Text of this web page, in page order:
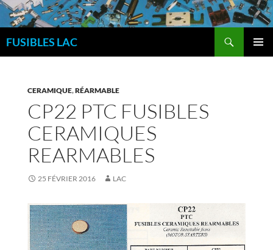
Aller
au
contenu
FUSIBLES LAC
CERAMIQUE,RÉARMABLE
CP22 PTC FUSIBLES
CERAMIQUES
REARMABLES
25 FÉVRIER 2016 LAC